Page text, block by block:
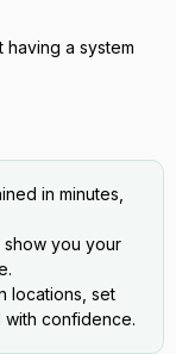
a system
in minutes,
show you your
locations, set
confidence.